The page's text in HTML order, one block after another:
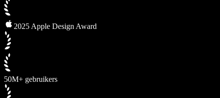
2025 Apple Design Award
50M+ gebruikers